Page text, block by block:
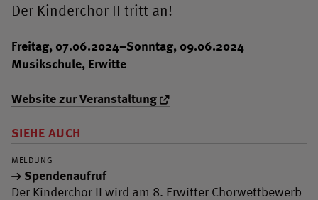
Der Kinderchor II tritt an!
Freitag, 07.06.2024–Sonntag, 09.06.2024
Musikschule, Erwitte
Website zur Veranstaltung
SIEHE AUCH
MELDUNG
Spendenaufruf
Der Kinderchor II wird am 8. Erwitter Chorwettbewerb